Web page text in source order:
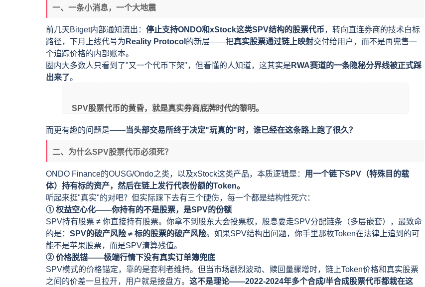
一、一条小消息，一个大地震
前几天Bitget内部通知流出： 停止支持ONDO和xStock这类SPV结构的股票代币，转向直连券商的技术白标
路径，下月上线代号为 Reality Protocol 的新层——把真实股票通过链上映射交付给用户，而不是再兜售一
个追踪价格的内部账本。
圈内大多数人只看到了"又一个代币下架"，但看懂的人知道，这其实是 RWA赛道的一条隐秘分界线被正式踩
出来了。
SPV股票代币的黄昏，就是真实券商底牌时代的黎明。
而更有趣的问题是——当头部交易所终于决定"玩真的"时，谁已经在这条路上跑了很久？
二、为什么SPV股票代币必须死？
ONDO Finance的OUSG/Ondo之类，以及xStock这类产品，本质逻辑是： 用一个链下SPV（特殊目的载
体）持有标的资产，然后在链上发行代表份额的Token。
听起来挺"真实"的对吧？但实际踩下去有三个硬伤，每一个都是结构性死穴：
① 权益空心化——你持有的不是股票，是SPV的份额
SPV持有股票 ≠ 你直接持有股票。你拿不到股东大会投票权，股息要走SPV分配链条（多层嵌套），最致命
的是： SPV的破产风险 ≠ 标的股票的破产风险。如果SPV结构出问题，你手里那枚Token在法律上追到的可
能不是苹果股票，而是SPV清算残值。
② 价格脱锚——极端行情下没有真实订单簿兜底
SPV模式的价格锚定，靠的是套利者维持。但当市场剧烈波动、赎回量骤增时，链上Token价格和真实股票
之间的价差一旦拉开，用户就是接盘方。 这不是理论——2022-2024年多个合成/半合成股票代币都栽在这